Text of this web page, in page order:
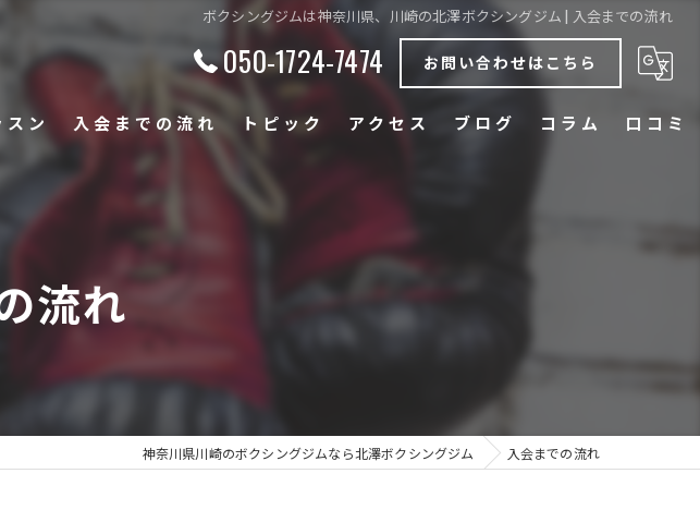
ボクシングジムは神奈川県、川崎の北澤ボクシングジム | 入会までの流れ
050-1724-7474 お問い合わせはこちら
ン 入会までの流れ トピック
ダイエット
トレーニング
アクセス ブログ コラム 口コミ
流れ
神奈川県川崎のボクシングジムなら北澤ボクシングジム 入会までの流れ